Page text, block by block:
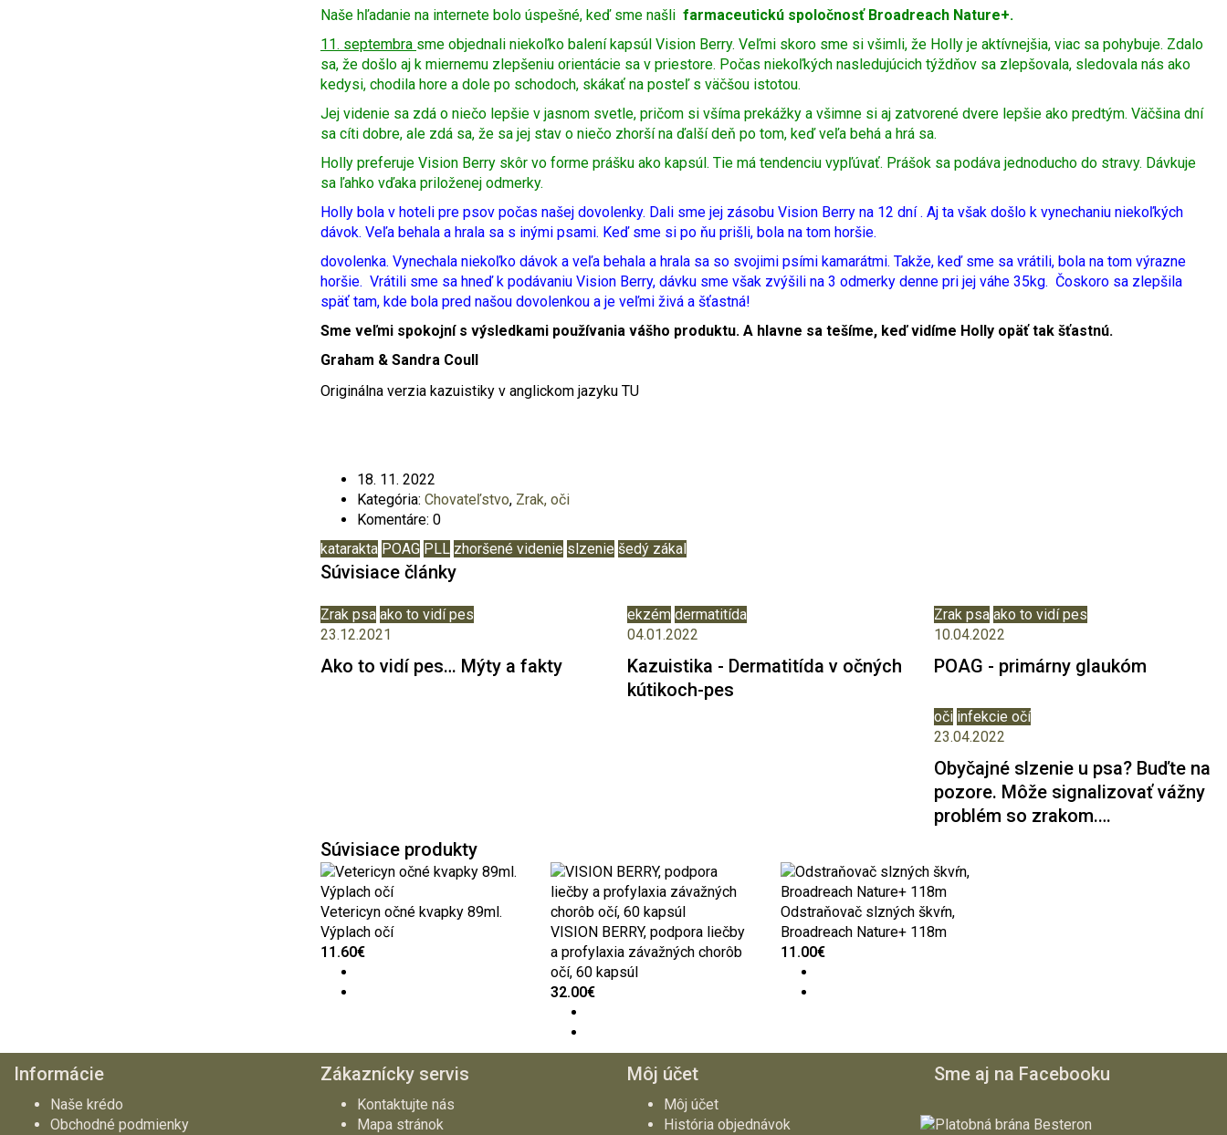
Naše hľadanie na internete bolo úspešné, keď sme našli farmaceutickú spoločnosť Broadreach Nature+.
11. septembra sme objednali niekoľko balení kapsúl Vision Berry. Veľmi skoro sme si všimli, že Holly je aktívnejšia, viac sa pohybuje. Zdalo
sa, že došlo aj k miernemu zlepšeniu orientácie sa v priestore. Počas niekoľkých nasledujúcich týždňov sa zlepšovala, sledovala nás ako
kedysi, chodila hore a dole po schodoch, skákať na posteľ s väčšou istotou.
Jej videnie sa zdá o niečo lepšie v jasnom svetle, pričom si všíma prekážky a všimne si aj zatvorené dvere lepšie ako predtým. Väčšina dní
sa cíti dobre, ale zdá sa, že sa jej stav o niečo zhorší na ďalší deň po tom, keď veľa behá a hrá sa.
Holly preferuje Vision Berry skôr vo forme prášku ako kapsúl. Tie má tendenciu vypľúvať. Prášok sa podáva jednoducho do stravy. Dávkuje
sa ľahko vďaka priloženej odmerky.
Holly bola v hoteli pre psov počas našej dovolenky. Dali sme jej zásobu Vision Berry na 12 dní . Aj ta však došlo k vynechaniu niekoľkých
dávok. Veľa behala a hrala sa s inými psami. Keď sme si po ňu prišli, bola na tom horšie.
dovolenka. Vynechala niekoľko dávok a veľa behala a hrala sa so svojimi psími kamarátmi. Takže, keď sme sa vrátili, bola na tom výrazne
horšie. Vrátili sme sa hneď k podávaniu Vision Berry, dávku sme však zvýšili na 3 odmerky denne pri jej váhe 35kg. Čoskoro sa zlepšila
späť tam, kde bola pred našou dovolenkou a je veľmi živá a šťastná!
Sme veľmi spokojní s výsledkami používania vášho produktu. A hlavne sa tešíme, keď vidíme Holly opäť tak šťastnú.
Graham & Sandra Coull
Originálna verzia kazuistiky v anglickom jazyku TU
18. 11. 2022
Kategória: Chovateľstvo, Zrak, oči
Komentáre: 0
katarakta POAG PLL zhoršené videnie slzenie šedý zákal
Súvisiace články
Zrak psa ako to vidí pes
23.12.2021
Ako to vidí pes… Mýty a fakty
ekzém dermatitída
04.01.2022
Kazuistika - Dermatitída v očných
kútikoch-pes
Zrak psa ako to vidí pes
10.04.2022
POAG - primárny glaukóm
oči infekcie očí
23.04.2022
Obyčajné slzenie u psa? Buďte na
pozore. Môže signalizovať vážny
problém so zrakom.…
Súvisiace produkty
Vetericyn očné kvapky 89ml.
Výplach očí
11.60€
VISION BERRY, podpora liečby
a profylaxia závažných chorôb
očí, 60 kapsúl
32.00€
Odstraňovač slzných škvŕn,
Broadreach Nature+ 118m
11.00€
Informácie
Naše krédo
Obchodné podmienky
Zákaznícky servis
Kontaktujte nás
Mapa stránok
Môj účet
Môj účet
História objednávok
Sme aj na Facebooku